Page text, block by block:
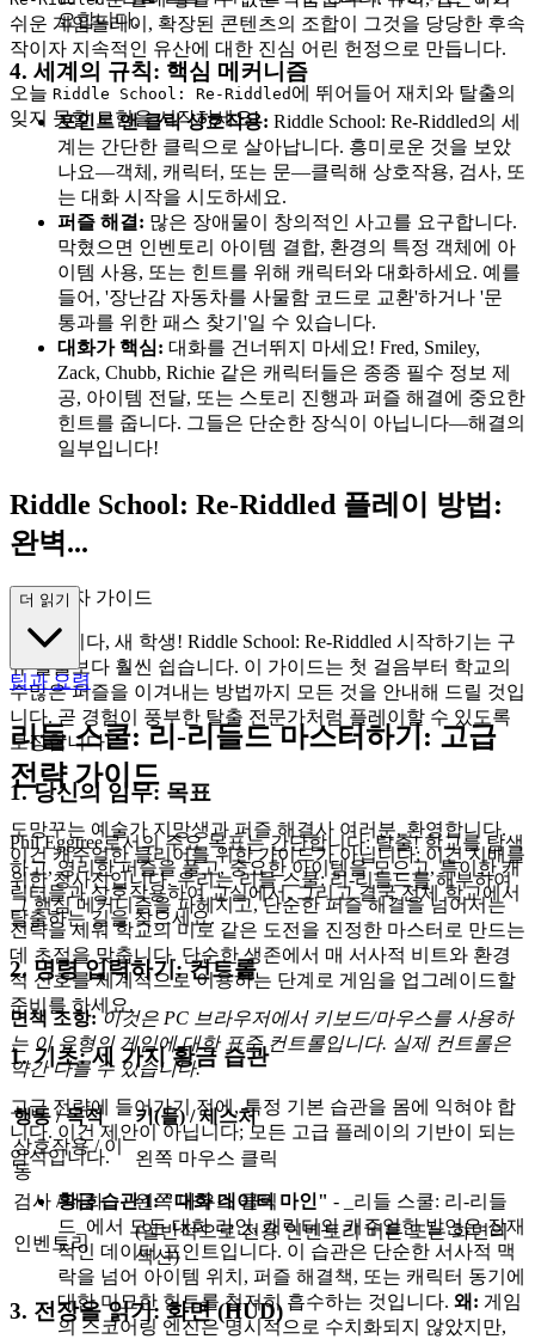
쉬운 게임플레이, 확장된 콘텐츠의 조합이 그것을 당당한 후속
작이자 지속적인 유산에 대한 진심 어린 헌정으로 만듭니다.
오늘 Riddle School: Re-Riddled 에 뛰어들어 재치와 탈출의
잊지 못할 모험을 시작하세요!
요합니다.
4. 세계의 규칙: 핵심 메커니즘
포인트 앤 클릭 상호작용: Riddle School: Re-Riddled의 세
계는 간단한 클릭으로 살아납니다. 흥미로운 것을 보았
나요—객체, 캐릭터, 또는 문—클릭해 상호작용, 검사, 또
는 대화 시작을 시도하세요.
퍼즐 해결: 많은 장애물이 창의적인 사고를 요구합니다.
막혔으면 인벤토리 아이템 결합, 환경의 특정 객체에 아
이템 사용, 또는 힌트를 위해 캐릭터와 대화하세요. 예를
들어, '장난감 자동차를 사물함 코드로 교환'하거나 '문
통과를 위한 패스 찾기'일 수 있습니다.
대화가 핵심: 대화를 건너뛰지 마세요! Fred, Smiley,
Zack, Chubb, Richie 같은 캐릭터들은 종종 필수 정보 제
공, 아이템 전달, 또는 스토리 진행과 퍼즐 해결에 중요한
힌트를 줍니다. 그들은 단순한 장식이 아닙니다—해결의
일부입니다!
Riddle School: Re-Riddled 플레이 방법:
완벽...
한 초보자 가이드
환영합니다, 새 학생! Riddle School: Re-Riddled 시작하기는 구
류 탈출보다 훨씬 쉽습니다. 이 가이드는 첫 걸음부터 학교의
수많은 퍼즐을 이겨내는 방법까지 모든 것을 안내해 드릴 것입
니다. 곧 경험이 풍부한 탈출 전문가처럼 플레이할 수 있도록
보장합니다!
1. 당신의 임무: 목표
Phil Eggtree로서의 주요 목표는 간단합니다: 탈출! 학교를 탐색
하고, 영리한 퍼즐을 풀고, 중요한 아이템을 모으고, 특이한 캐
릭터들과 상호작용하여 교실에서, 그리고 결국 전체 학교에서
탈출하는 길을 찾으세요.
2. 명령 입력하기: 컨트롤
면책 조항: 이것은 PC 브라우저에서 키보드/마우스를 사용하
는 이 유형의 게임에 대한 표준 컨트롤입니다. 실제 컨트롤은
약간 다를 수 있습니다.
행동 / 목적
키(들) / 제스처
상호작용 / 이
동
왼쪽 마우스 클릭
검사 / 대화 왼쪽 마우스 클릭
인벤토리
(일반적으로 전용 인벤토리 버튼 또는 화면의
섹션)
3. 전장을 읽기: 화면 (HUD)
더 읽기
팁과 요령
리들 스쿨: 리-리들드 마스터하기: 고급
전략 가이드
도망꾸는 예술가 지망생과 퍼즐 해결사 여러분, 환영합니다.
이건 캐주얼한 클리어를 위한 가이드가 아닙니다; 이건 지배를
위한 청사진입니다. 우리는 리들 스쿨: 리-리들드를 해부하여
그 핵심 메커니즘을 파헤치고, 단순한 퍼즐 해결을 넘어서는
전략을 세워 학교의 미로 같은 도전을 진정한 마스터로 만드는
데 초점을 맞춥니다. 단순한 생존에서 매 서사적 비트와 환경
적 신호를 체계적으로 이용하는 단계로 게임을 업그레이드할
준비를 하세요.
1. 기초: 세 가지 황금 습관
고급 전략에 들어가기 전에, 특정 기본 습관을 몸에 익혀야 합
니다. 이건 제안이 아닙니다; 모든 고급 플레이의 기반이 되는
암석입니다.
황금 습관 1: "대화 데이터 마인" - _리들 스쿨: 리-리들
드_에서 모든 대화 라인, 캐릭터의 캐주얼한 발언은 잠재
적인 데이터 포인트입니다. 이 습관은 단순한 서사적 맥
락을 넘어 아이템 위치, 퍼즐 해결책, 또는 캐릭터 동기에
대한 미묘한 힌트를 철저히 흡수하는 것입니다. 왜: 게임
의 스코어링 엔진은 명시적으로 수치화되지 않았지만,